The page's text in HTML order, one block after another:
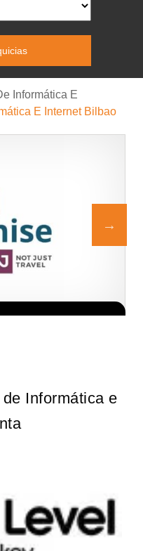
Informática E
E Internet Bilbao
Informática e